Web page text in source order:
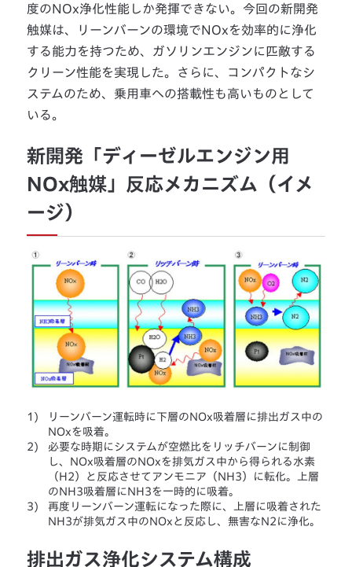
度のNOx浄化性能しか発揮できない。今回の新開発
触媒は、リーンバーンの環境でNOxを効率的に浄化
する能力を持つため、ガソリンエンジンに匹敵する
クリーン性能を実現した。さらに、コンパクトなシ
ステムのため、乗用車への搭載性も高いものとして
いる。
新開発「ディーゼルエンジン用
NOx触媒」反応メカニズム（イメ
ージ）
1)
リーンバーン運転時に下層のNOx吸着層に排出ガス中の
NOxを吸着。
2)
必要な時期にシステムが空燃比をリッチバーンに制御
し、NOx吸着層のNOxを排気ガス中から得られる水素
（H2）と反応させてアンモニア（NH3）に転化。上層
のNH3吸着層にNH3を一時的に吸着。
3)
再度リーンバーン運転になった際に、上層に吸着された
NH3が排気ガス中のNOxと反応し、無害なN2に浄化。
排出ガス浄化システム構成